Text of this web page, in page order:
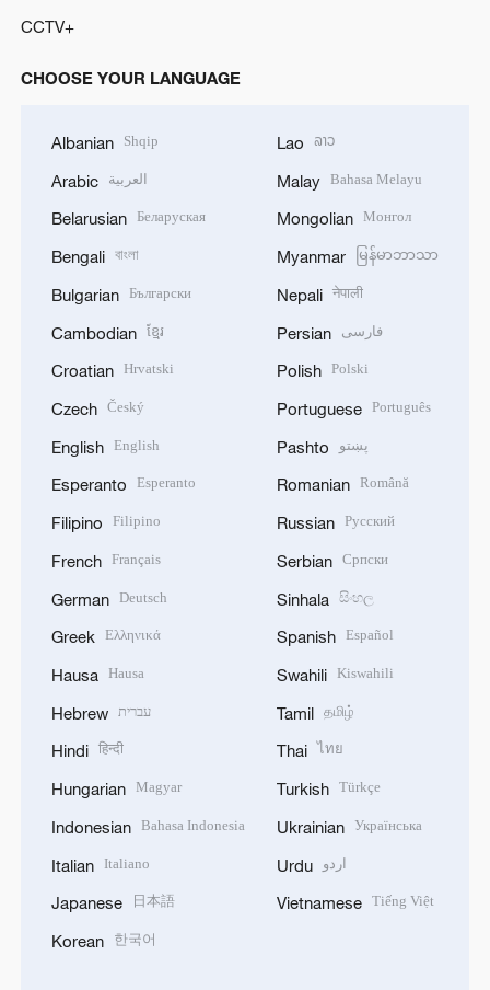
CCTV+
CHOOSE YOUR LANGUAGE
Albanian Shqip
Arabic العربية
Belarusian Беларуская
Bengali বাংলা
Bulgarian Български
Cambodian ខ្មែរ
Croatian Hrvatski
Czech Český
English English
Esperanto Esperanto
Filipino Filipino
French Français
German Deutsch
Greek Ελληνικά
Hausa Hausa
Hebrew עברית
Hindi हिन्दी
Hungarian Magyar
Indonesian Bahasa Indonesia
Italian Italiano
Japanese 日本語
Korean 한국어
Lao ລາວ
Malay Bahasa Melayu
Mongolian Монгол
Myanmar မြန်မာဘာသာ
Nepali नेपाली
Persian فارسی
Polish Polski
Portuguese Português
Pashto پښتو
Romanian Română
Russian Русский
Serbian Српски
Sinhala සිංහල
Spanish Español
Swahili Kiswahili
Tamil தமிழ்
Thai ไทย
Turkish Türkçe
Ukrainian Українська
Urdu اردو
Vietnamese Tiếng Việt